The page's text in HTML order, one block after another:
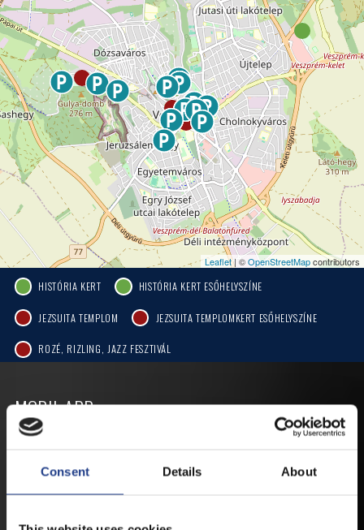
Consent Details About
Leaflet| ©OpenStreetMapcontributors
HISTÓRIA KERT HISTÓRIA KERT ESŐHELYSZÍNE
JEZSUITA TEMPLOM JEZSUITA TEMPLOMKERT ESŐHELYSZÍNE
ROZÉ, RIZLING, JAZZ FESZTIVÁL
MOBIL APP
VESZPRÉMFEST